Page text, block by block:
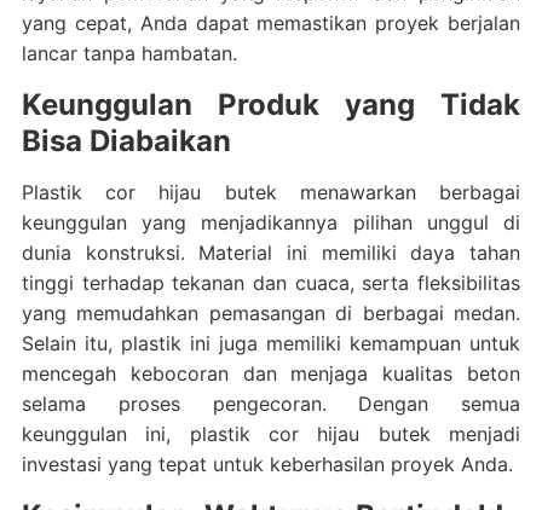
yang cepat, Anda dapat memastikan proyek berjalan
lancar tanpa hambatan.
Keunggulan Produk yang Tidak
Bisa Diabaikan
Plastik cor hijau butek menawarkan berbagai
keunggulan yang menjadikannya pilihan unggul di
dunia konstruksi. Material ini memiliki daya tahan
tinggi terhadap tekanan dan cuaca, serta fleksibilitas
yang memudahkan pemasangan di berbagai medan.
Selain itu, plastik ini juga memiliki kemampuan untuk
mencegah kebocoran dan menjaga kualitas beton
selama proses pengecoran. Dengan semua
keunggulan ini, plastik cor hijau butek menjadi
investasi yang tepat untuk keberhasilan proyek Anda.